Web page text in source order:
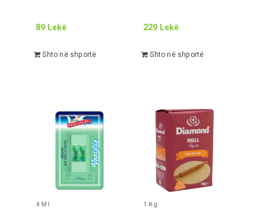
89 Lekë
Shto në shportë
229 Lekë
Shto në shportë
4Ml 1 Kg